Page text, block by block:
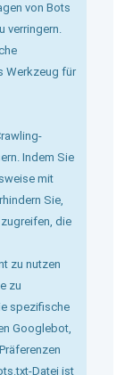
von Bots
verringern.
Werkzeug für
Indem Sie
mit
Sie,
die
zu nutzen
zu
spezifische
Googlebot,
Datei ist